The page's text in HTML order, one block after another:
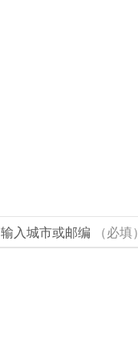
输入城市或邮编 （必填）